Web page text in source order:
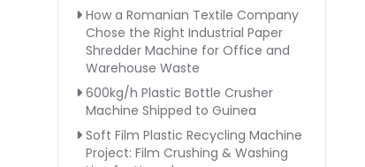
How a Romanian Textile Company
Chose the Right Industrial Paper
Shredder Machine for Office and
Warehouse Waste
600kg/h Plastic Bottle Crusher
Machine Shipped to Guinea
Soft Film Plastic Recycling Machine
Project: Film Crushing & Washing